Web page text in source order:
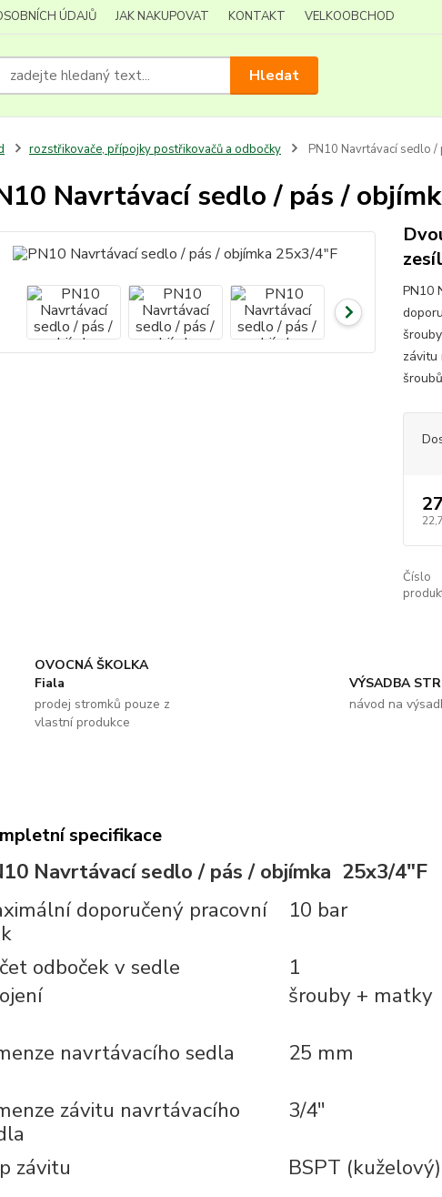
ÚDAJŮ JAK NAKUPOVAT KONTAKT VELKOOBCHOD
Hledat
rozstřikovače, přípojky postřikovačů a odbočky PN10 Navrtávací sedlo
Navrtávací sedlo / pás /
PN10
Číslo
OVOCNÁ ŠKOLKA
Fiala
prodej stromků pouze z
vlastní produkce
VÝSADBA
návod na
specifikace
Navrtávací sedlo / pás / objímka 25x3/4"F
doporučený pracovní
10 bar
odboček v sedle
1
šrouby + matky
navrtávacího sedla 25 mm
závitu navrtávacího
3/4"
závitu BSPT (kuželový)